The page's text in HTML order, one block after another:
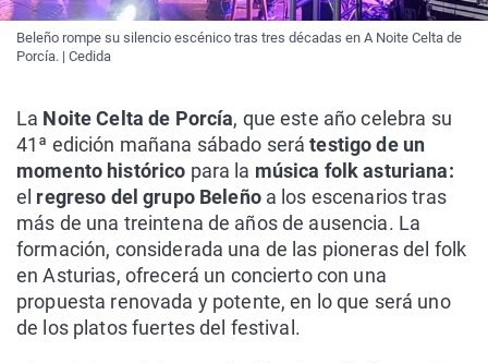
Beleño rompe su silencio escénico tras tres décadas en A Noite Celta de
Porcía. | Cedida
La Noite Celta de Porcía, que este año celebra su
41ª edición mañana sábado serátestigo de un
momento histórico para la música folk asturiana:
el regreso del grupo Beleñoa los escenarios tras
más de una treintena de años de ausencia. La
formación, considerada una de las pioneras del folk
en Asturias, ofrecerá un concierto con una
propuesta renovada y potente, en lo que será uno
de los platos fuertes del festival.